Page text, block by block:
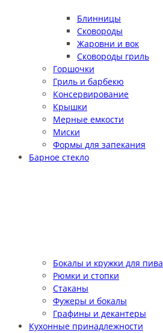
Блинницы
Сковороды
Жаровни и вок
Сковороды гриль
Горшочки
Гриль и барбекю
Консервирование
Крышки
Мерные емкости
Миски
Формы для запекания
Барное стекло
Бокалы и кружки для пива
Рюмки и стопки
Стаканы
Фужеры и бокалы
Графины и декантеры
Кухонные принадлежности